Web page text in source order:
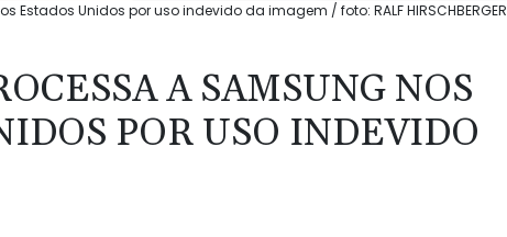
Estados Unidos por uso indevido da imagem / foto: RALF HIRSCHBERGER
A SAMSUNG NOS
POR USO INDEVIDO